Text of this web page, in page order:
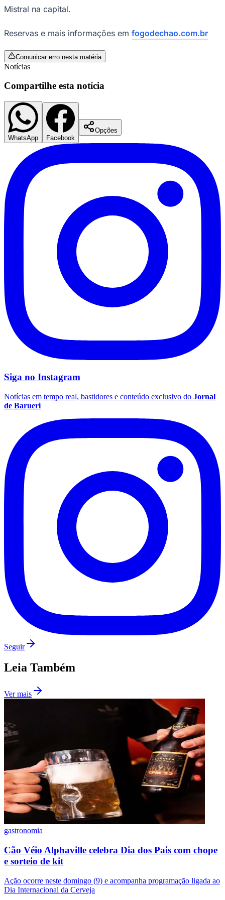
Palmeiras
São Paulo
Santos
Mistral na capital.
Reservas e mais informações em fogodechao.com.br
Comunicar erro nesta matéria
Notícias
Compartilhe esta notícia
WhatsApp Facebook
Opções
Siga no Instagram
Notícias em tempo real, bastidores e conteúdo exclusivo do Jornal
de Barueri
Seguir
Leia Também
Ver mais
gastronomia
Cão Véio Alphaville celebra Dia dos Pais com chope
e sorteio de kit
Ação ocorre neste domingo (9) e acompanha programação ligada ao
Dia Internacional da Cerveja